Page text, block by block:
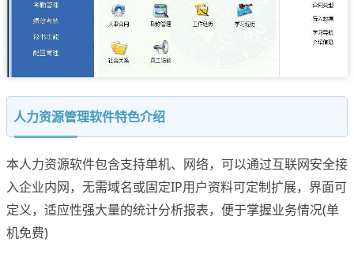
人力资源管理软件特色介绍
本人力资源软件包含支持单机、网络，可以通过互联网安全接
入企业内网，无需域名或固定IP用户资料可定制扩展，界面可
定义，适应性强大量的统计分析报表，便于掌握业务情况(单
机免费)